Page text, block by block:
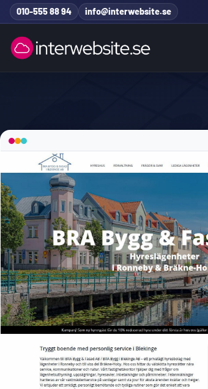
Hoppa till innehåll
010-555 88 94 info@interwebsite.se